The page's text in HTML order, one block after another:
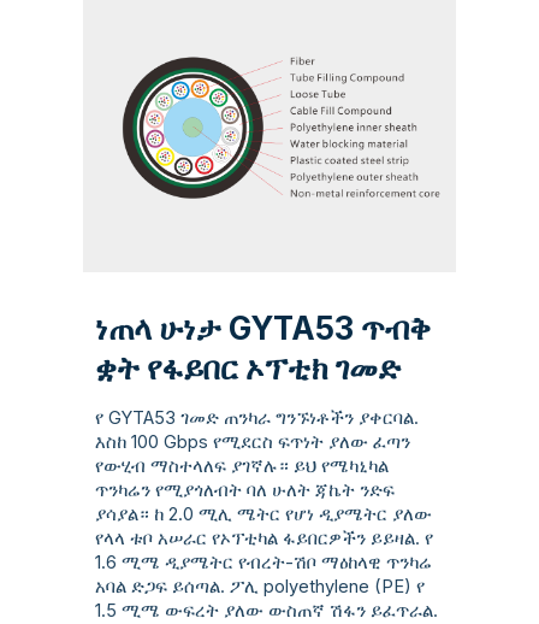
ነጠላ ሁነታ GYTA53 ጥብቅ
ቋት የፋይበር ኦፕቲክ ገመድ
የ GYTA53 ገመድ ጠንካራ ግንኙነቶችን ያቀርባል.
እስከ 100 Gbps የሚደርስ ፍጥነት ያለው ፈጣን
የውሂብ ማስተላለፍ ያገኛሉ። ይህ የሜካኒካል
ጥንካሬን የሚያጎለብት ባለ ሁለት ጃኬት ንድፍ
ያሳያል። ከ 2.0 ሚሊ ሜትር የሆነ ዲያሜትር ያለው
የላላ ቱቦ አሠራር የኦፕቲካል ፋይበርዎችን ይይዛል. የ
1.6 ሚሜ ዲያሜትር የብረት-ሽቦ ማዕከላዊ ጥንካሬ
አባል ድጋፍ ይሰጣል. ፖሊ polyethylene (PE) የ
1.5 ሚሜ ውፍረት ያለው ውስጠኛ ሽፋን ይፈጥራል.